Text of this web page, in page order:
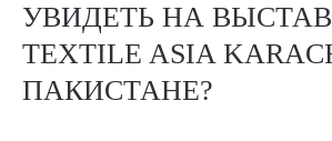
УВИДЕТЬ НА
TEXTILE ASIA
ПАКИСТАНЕ?